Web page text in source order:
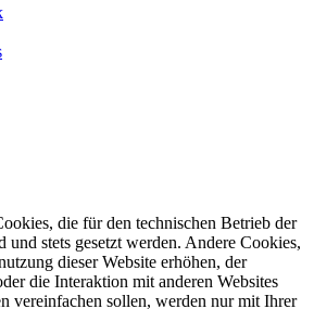
die für den technischen Betrieb der
und stets gesetzt werden. Andere Cookies,
dieser Website erhöhen, der
die Interaktion mit anderen Websites
vereinfachen sollen, werden nur mit Ihrer